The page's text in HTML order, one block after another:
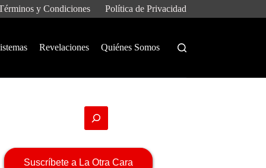
y Condiciones Política de Privacidad
Revelaciones Quiénes Somos
Suscríbete a La Otra Cara